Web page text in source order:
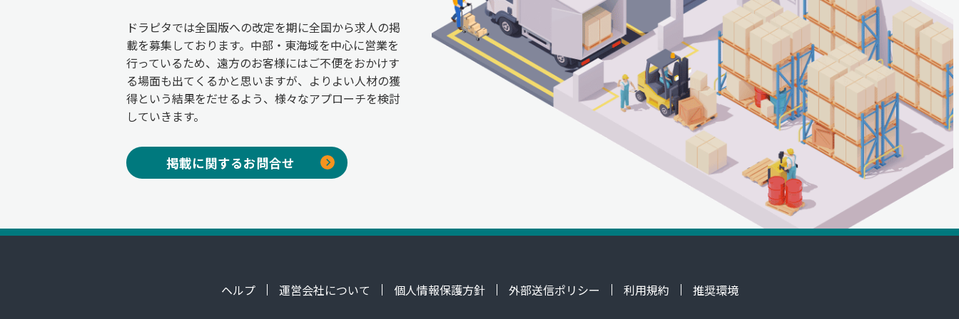
ドラピタでは全国版への改定を期に全国から求人の掲
載を募集しております。中部・東海域を中心に営業を
行っているため、遠方のお客様にはご不便をおかけす
る場面も出てくるかと思いますが、よりよい人材の獲
得という結果をだせるよう、様々なアプローチを検討
していきます。
掲載に関するお問合せ
ヘルプ 運営会社について 個人情報保護方針 外部送信ポリシー 利用規約 推奨環境